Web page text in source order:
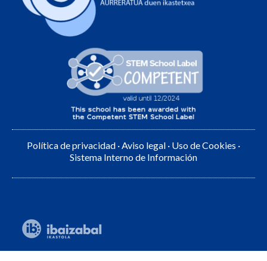
Política de privacidad ·Aviso legal · Uso de Cookies ·
Sistema Interno de Información